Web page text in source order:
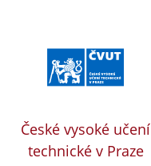
České vysoké učení
technické v Praze